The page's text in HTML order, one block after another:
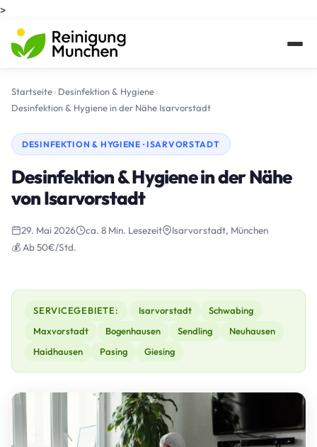
>
Startseite› Desinfektion & Hygiene›
Desinfektion & Hygiene in der Nähe Isarvorstadt
DESINFEKTION & HYGIENE · ISARVORSTADT
Desinfektion & Hygiene in der Nähe
von Isarvorstadt
29. Mai 2026 ca. 8 Min. Lesezeit
Isarvorstadt, München
💰 Ab 50€/Std.
SERVICEGEBIETE: Isarvorstadt
Schwabing
Maxvorstadt
Bogenhausen Sendling
Neuhausen
Haidhausen
Pasing Giesing